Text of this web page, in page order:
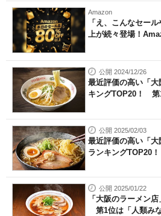
Amazon
「え、こんなセー
上が続々登場！
公開 2024/12/26
最近評価の高い「
キングTOP20！ 第
公開 2025/02/03
最近評価の高い「
ランキングTOP20
公開 2025/01/22
「大阪のラーメン
第1位は「人類み